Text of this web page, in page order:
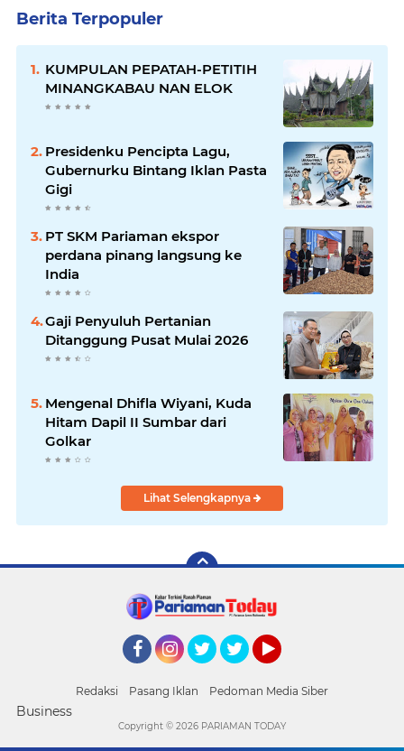
Berita Terpopuler
KUMPULAN PEPATAH-PETITIH
MINANGKABAU NAN ELOK
Presidenku Pencipta Lagu,
Gubernurku Bintang Iklan Pasta
Gigi
PT SKM Pariaman ekspor
perdana pinang langsung ke
India
Gaji Penyuluh Pertanian
Ditanggung Pusat Mulai 2026
Mengenal Dhifla Wiyani, Kuda
Hitam Dapil II Sumbar dari
Golkar
Lihat Selengkapnya
Redaksi Pasang Iklan Pedoman Media Siber
Business
Copyright © 2026 PARIAMAN TODAY